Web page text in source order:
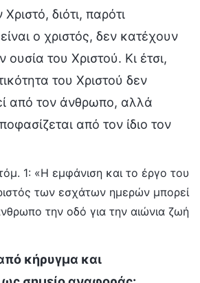
διότι, παρότι
είναι ο χριστός, δεν κατέχουν
του Χριστού. Κι έτσι,
του Χριστού δεν
από τον άνθρωπο, αλλά
από τον ίδιο τον
1: «Η εμφάνιση και το έργο του
των εσχάτων ημερών μπορεί
την οδό για την αιώνια ζωή
κήρυγμα και